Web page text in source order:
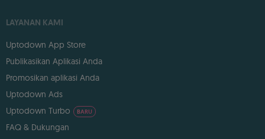
LAYANAN KAMI
Uptodown App Store
Publikasikan Aplikasi Anda
Promosikan aplikasi Anda
Uptodown Ads
Uptodown Turbo
BARU
FAQ & Dukungan